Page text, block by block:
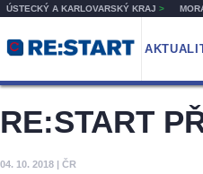
ÚSTECKÝ A KARLOVARSKÝ KRAJ >
RE:START
04. 10. 2018 | ČR